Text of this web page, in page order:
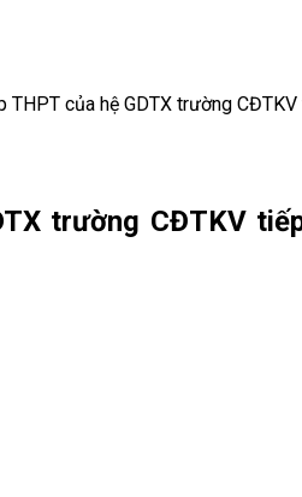
THPT của hệ GDTX trường CĐTKV
trường CĐTKV